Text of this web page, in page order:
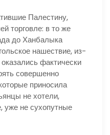
Палестину,
торговле: в то же
до Ханбалыка
нашествие, из-
фактически
совершенно
приносила
не хотели,
уже не сухопутные